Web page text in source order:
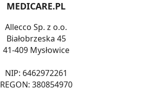
MEDICARE.PL
Allecco Sp. z o.o.
Białobrzeska 45
41-409 Mysłowice
NIP: 6462972261
REGON: 380854970